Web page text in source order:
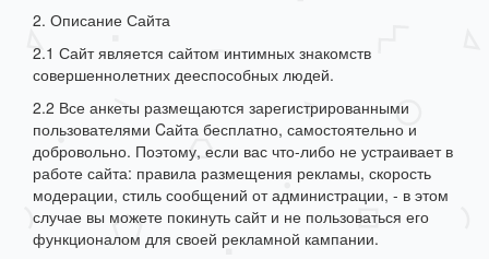
2. Описание Сайта
2.1 Сайт является сайтом интимных знакомств
совершеннолетних дееспособных людей.
2.2 Все анкеты размещаются зарегистрированными
пользователями Cайта бесплатно, самостоятельно и
добровольно. Поэтому, если вас что-либо не устраивает в
работе сайта: правила размещения рекламы, скорость
модерации, стиль сообщений от администрации, - в этом
случае вы можете покинуть сайт и не пользоваться его
функционалом для своей рекламной кампании.